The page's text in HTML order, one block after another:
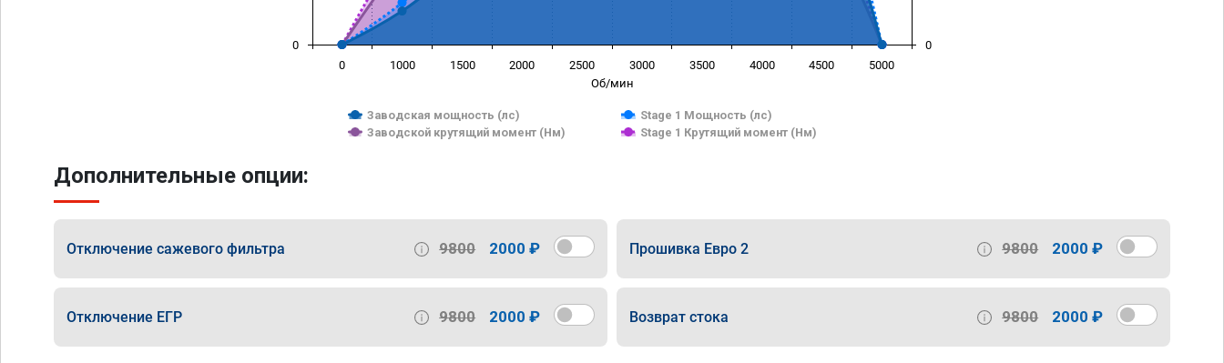
Об/мин
Заводская мощность (лс)
Stage 1 Мощность (лс)
Заводской крутящий момент (Нм)
Stage 1 Крутящий момент (Нм)
0 1000 1500 2000 2500 3000 3500 4000 4500 5000
0 0
Дополнительные опции:
Отключение сажевого фильтра 9800 2000 ₽ Прошивка Евро 2 9800 2000 ₽
Отключение ЕГР 9800 2000 ₽ Возврат стока 9800 2000 ₽